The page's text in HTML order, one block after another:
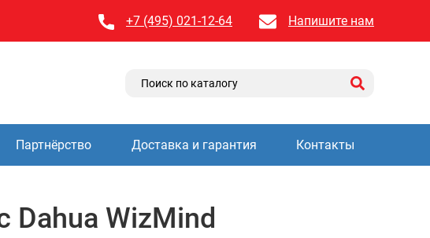
+7 (495) 021-12-64 Напишите нам
Партнёрство Доставка и гарантия Контакты
WizMind